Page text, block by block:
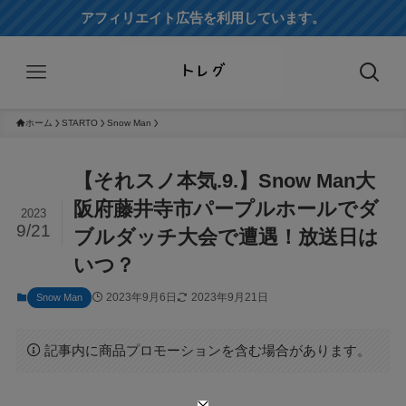
アフィリエイト広告を利用しています。
ホーム STARTO Snow Man
【それスノ本気.9.】Snow Man大
阪府藤井寺市パープルホールでダ
ブルダッチ大会で遭遇！放送日は
いつ？
2023
9/21
Snow Man 2023年9月6日 2023年9月21日
記事内に商品プロモーションを含む場合があります。